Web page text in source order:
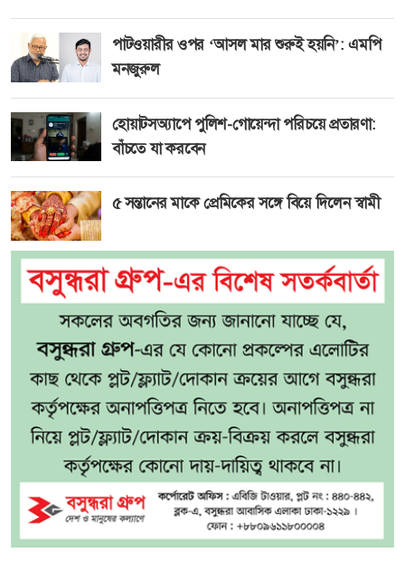
পাটওয়ারীর ওপর ‘আসল মার শুরুই হয়নি’: এমপি
মনজুরুল
হোয়াটসঅ্যাপে পুলিশ-গোয়েন্দা পরিচয়ে প্রতারণা:
বাঁচতে যা করবেন
৫ সন্তানের মাকে প্রেমিকের সঙ্গে বিয়ে দিলেন স্বামী